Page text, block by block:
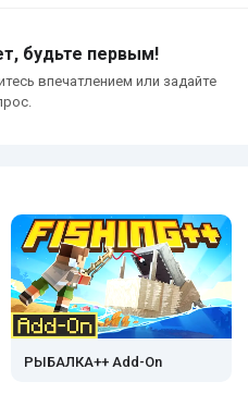
будьте первым!
впечатлением или задайте
РЫБАЛКА++ Add-On